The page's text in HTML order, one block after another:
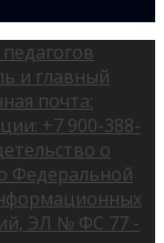
и главный
почта:
+7 900-388-
о
Федеральной
ЭЛ № ФС 77 -